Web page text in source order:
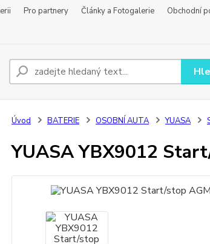
Pro partnery Články a Fotogalerie Obchodní
Úvod BATERIE OSOBNÍ AUTA YUASA
YUASA YBX9012